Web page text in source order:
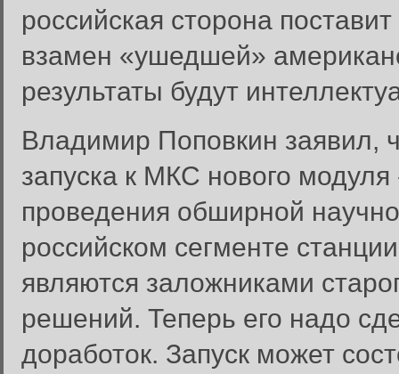
российская сторона
взамен «ушедшей»
результаты будут
Владимир Поповкин заявил,
запуска к МКС нового
проведения обширной
российском сегменте
являются заложниками
решений. Теперь его надо
доработок. Запуск может